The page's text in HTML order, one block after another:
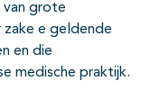
11-06-2026
van grote
e geldende
en die
medische praktijk.